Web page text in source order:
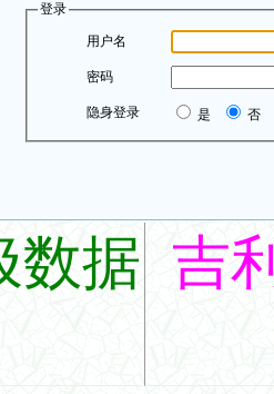
登录
用户名
密码
隐身登录 是 否
数据 吉